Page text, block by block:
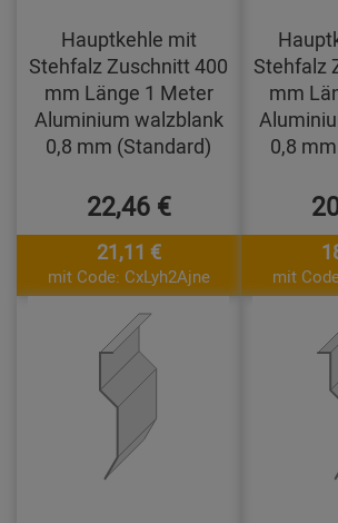
Hauptkehle mit
Stehfalz Zuschnitt 400
mm Länge 1 Meter
Aluminium walzblank
0,8 mm (Standard)
22,46 €
21,11 €
mit Code: CxLyh2Ajne
Stehfalz
mm
0,8
mit